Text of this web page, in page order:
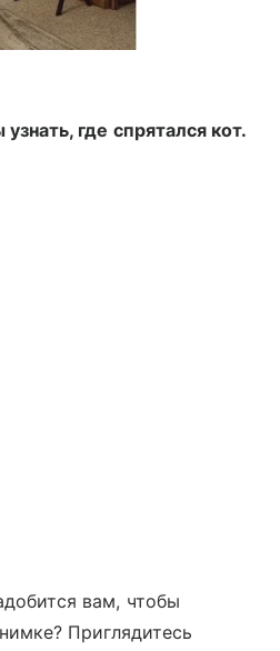
где спрятался кот.
вам, чтобы
Приглядитесь